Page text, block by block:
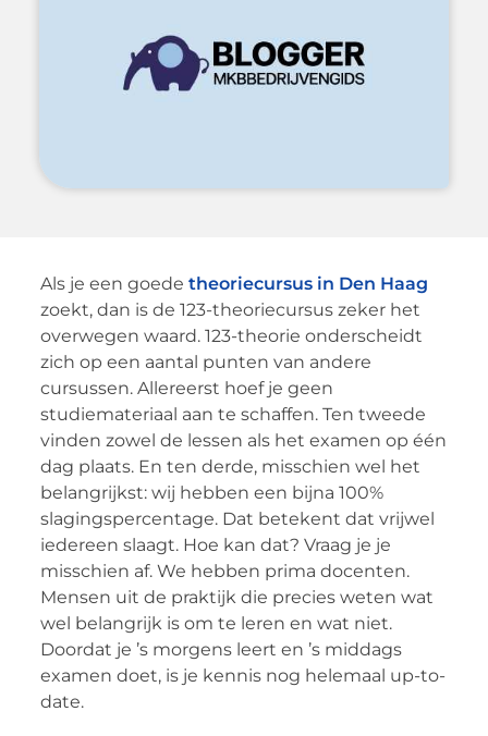
Als je een goede theoriecursus in Den Haag
zoekt, dan is de 123-theoriecursus zeker het
overwegen waard. 123-theorie onderscheidt
zich op een aantal punten van andere
cursussen. Allereerst hoef je geen
studiemateriaal aan te schaffen. Ten tweede
vinden zowel de lessen als het examen op één
dag plaats. En ten derde, misschien wel het
belangrijkst: wij hebben een bijna 100%
slagingspercentage. Dat betekent dat vrijwel
iedereen slaagt. Hoe kan dat? Vraag je je
misschien af. We hebben prima docenten.
Mensen uit de praktijk die precies weten wat
wel belangrijk is om te leren en wat niet.
Doordat je ’s morgens leert en ’s middags
examen doet, is je kennis nog helemaal up-to-
date.